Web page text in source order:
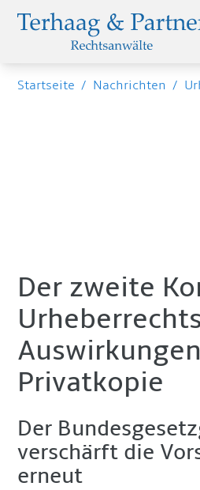
Startseite / Nachrichten /
Der zweite
Privatkopie
Der
verschärft die
erneut